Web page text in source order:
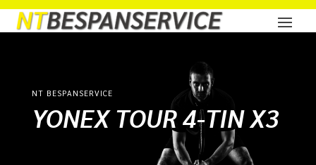
NT BESPANSERVICE
YONEX TOUR 4-TIN X3